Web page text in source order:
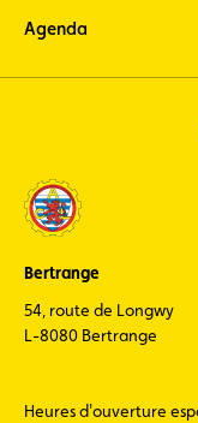
Agenda
Bertrange
54, route de Longwy
L-8080 Bertrange
Heures d'ouverture